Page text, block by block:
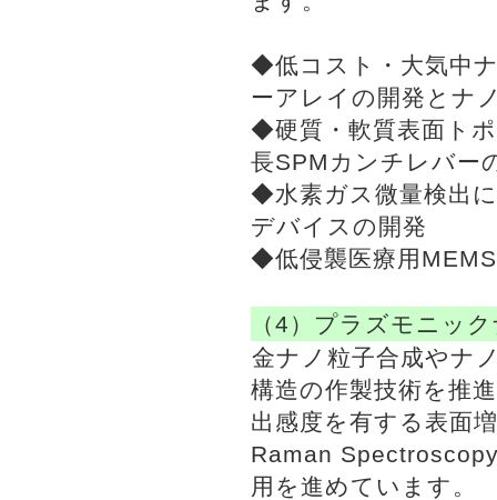
◆低コスト・大気中
ーアレイの開発とナ
◆硬質・軟質表面ト
長SPMカンチレバー
◆水素ガス微量検出
デバイスの開発
◆低侵襲医療用
（4）プラズモニッ
金ナノ粒子合成やナ
構造の作製技術を推
出感度を有する表面
Raman
用を進めています。